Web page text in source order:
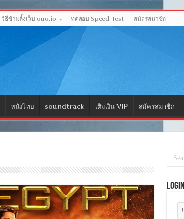
วิธีข้ามลิ้งเว็บ ouo.io ทดสอบ Speed Test สมัครสมาชิก
หนังไทย soundtrack เติมเงิน VIP สมัครสมาชิก
Login